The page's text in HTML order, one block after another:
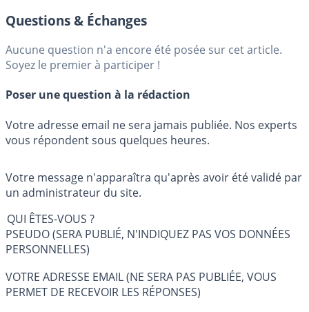
Questions & Échanges
Aucune question n'a encore été posée sur cet article.
Soyez le premier à participer !
Poser une question à la rédaction
Votre adresse email ne sera jamais publiée. Nos experts
vous répondent sous quelques heures.
Votre message n'apparaîtra qu'après avoir été validé par
un administrateur du site.
QUI ÊTES-VOUS ?
PSEUDO (SERA PUBLIÉ, N'INDIQUEZ PAS VOS DONNÉES
PERSONNELLES)
VOTRE ADRESSE EMAIL (NE SERA PAS PUBLIÉE, VOUS
PERMET DE RECEVOIR LES RÉPONSES)